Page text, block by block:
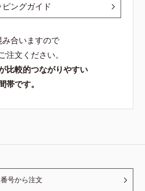
ピングガイド
み合いますので
注文ください。
比較的つながりやすい
帯です。
号から注文